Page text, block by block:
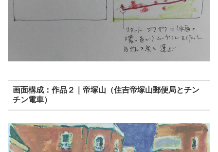
画面構成：作品２｜帝塚山（住吉帝塚山郵便局とチン
チン電車）